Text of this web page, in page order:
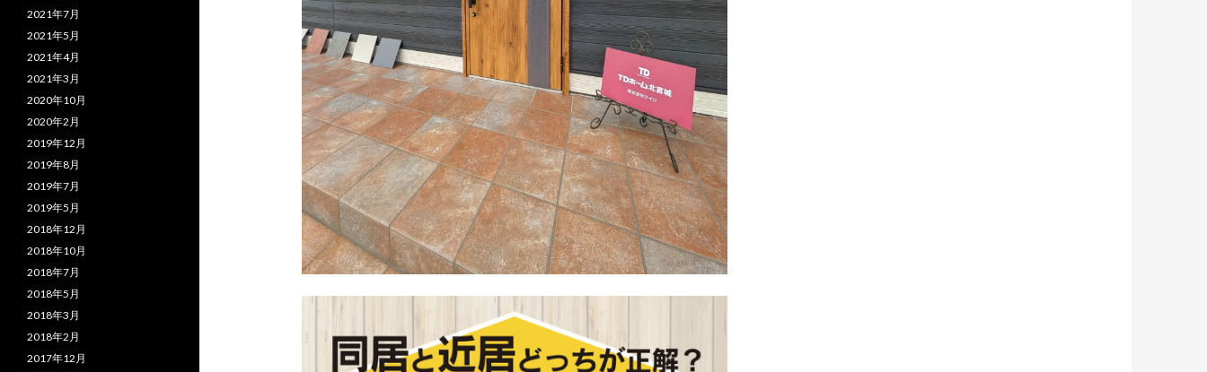
2021年7月
2021年5月
2021年4月
2021年3月
2020年10月
2020年2月
2019年12月
2019年8月
2019年7月
2019年5月
2018年12月
2018年10月
2018年7月
2018年5月
2018年3月
2018年2月
2017年12月